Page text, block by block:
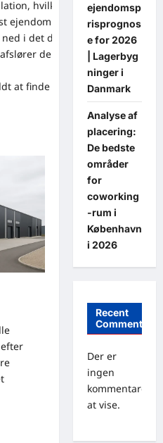
hvilket giver en unik
ejendom til en mere favorabel
i det danske marked
de strategier,
at finde og sikre disse
Erhvervsejendomme med
ejendomsp
risprognos
e for 2026
| Lagerbyg
ninger i
Danmark
Analyse af
placering:
De bedste
områder
for
coworking
-rum i
København
i 2026
Recent
Comments
Der er
ingen
kommentarer
at vise.